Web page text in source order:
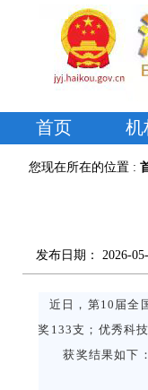
首页 机
您现在所在的位置 :
发布日期： 2026-
近日，第10届全
奖133支；优秀科
获奖结果如下：